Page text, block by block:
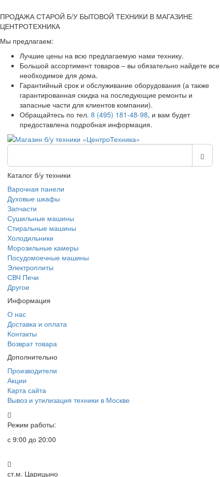
ПРОДАЖА СТАРОЙ Б/У БЫТОВОЙ ТЕХНИКИ В МАГАЗИНЕ
ЦЕНТРОТЕХНИКА
Мы предлагаем:
Лучшие цены на всю предлагаемую нами технику.
Большой ассортимент товаров – вы обязательно найдете все
необходимое для дома.
Гарантийный срок и обслуживание оборудования (а также
гарантированная скидка на последующие ремонты и
запасные части для клиентов компании).
Обращайтесь по тел. 8 (495) 181-48-98, и вам будет
предоставлена подробная информация.
Каталог б/у техники
Варочная панели
Духовые шкафы
Запчасти
Сушильные машины
Стиральные машины
Холодильники
Морозильные камеры
Посудомоечные машины
Электроплиты
СВЧ Печи
Другое
Информация
О нас
Доставка и оплата
Контакты
Возврат товара
Дополнительно
Производители
Акции
Карта сайта
Вывоз и утилизация техники в Москве
Режим работы:
с 9:00 до 20:00
ст.м. Царицыно